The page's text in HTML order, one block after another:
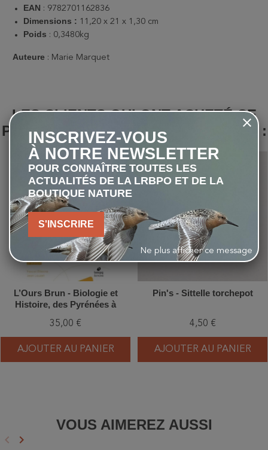
EAN : 9782701162836
Dimensions : 11,20 x 21 x 1,30 cm
Poids : 0,3480kg
Auteure : Marie Marquet
LES CLIENTS QUI ONT ACHETÉ CE
PRODUIT ONT ÉGALEMENT ACHETÉ :
favorite_border
L’Ours Brun - Biologie et
Histoire, des Pyrénées à
35,00 €
AJOUTER AU PANIER
Pin's - Sittelle torchepot
4,50 €
AJOUTER AU PANIER
VOUS AIMEREZ AUSSI
Précédent
keyboard_arrow_left Suivant
keyboard_arrow_right
INSCRIVEZ-VOUS
À NOTRE NEWSLETTER
POUR CONNAÎTRE TOUTES LES
ACTUALITÉS DE LA LRBPO ET DE LA
BOUTIQUE NATURE
S'INSCRIRE
Ne plus afficher ce message